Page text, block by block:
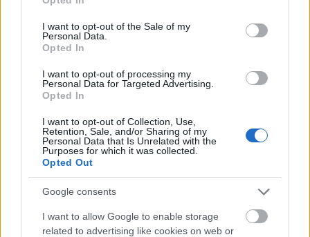
use your data for below specified purposes in below Google
consent section.
I want to opt-out of the Sale of my
Personal Data.
Opted In
I want to opt-out of processing my
Personal Data for Targeted Advertising.
Opted In
I want to opt-out of Collection, Use,
Retention, Sale, and/or Sharing of my
Personal Data that Is Unrelated with the
Purposes for which it was collected.
Opted Out
Google consents
I want to allow Google to enable storage
related to advertising like cookies on web or
csökken a riasztás